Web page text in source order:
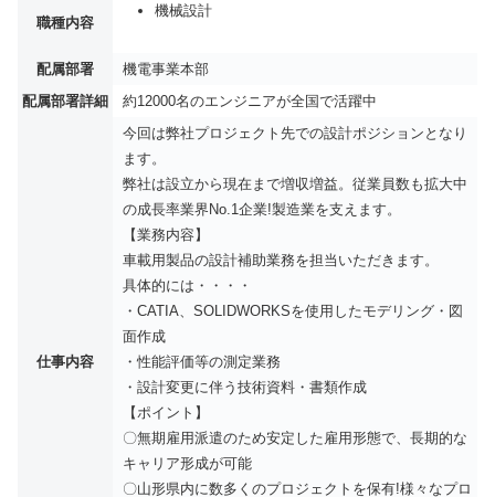
職種内容
機械設計
配属部署
機電事業本部
配属部署詳細
約12000名のエンジニアが全国で活躍中
仕事内容
今回は弊社プロジェクト先での設計ポジションとなり
ます。
弊社は設立から現在まで増収増益。従業員数も拡大中
の成長率業界No.1企業!製造業を支えます。
【業務内容】
車載用製品の設計補助業務を担当いただきます。
具体的には・・・・
・CATIA、SOLIDWORKSを使用したモデリング・図
面作成
・性能評価等の測定業務
・設計変更に伴う技術資料・書類作成
【ポイント】
〇無期雇用派遣のため安定した雇用形態で、長期的な
キャリア形成が可能
〇山形県内に数多くのプロジェクトを保有!様々なプロ